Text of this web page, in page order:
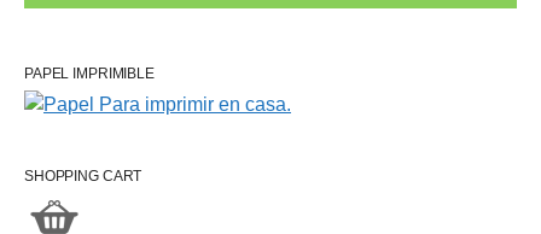
PAPEL IMPRIMIBLE
SHOPPING CART